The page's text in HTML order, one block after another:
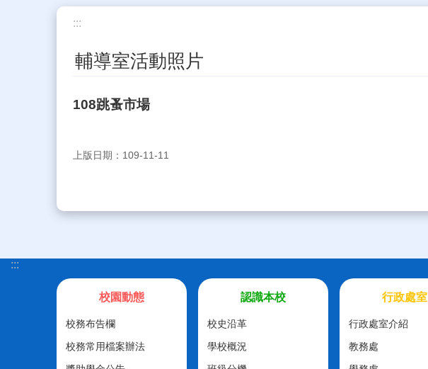
:::
輔導室活動照片
108跳蚤市場
上版日期：109-11-11
:::
校園動態
校務布告欄
校務常用檔案辦法
認識本校
校史沿革
學校概況
行政處室
行政處室介紹
教務處